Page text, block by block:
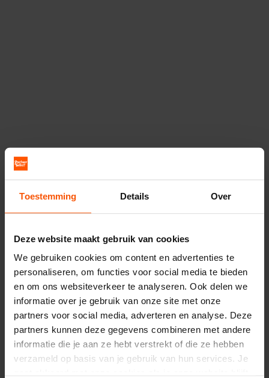
Toestemming Details Over
Deze website maakt gebruik van cookies
We gebruiken cookies om content en advertenties te
personaliseren, om functies voor social media te bieden
en om ons websiteverkeer te analyseren. Ook delen we
informatie over je gebruik van onze site met onze
partners voor social media, adverteren en analyse. Deze
partners kunnen deze gegevens combineren met andere
informatie die je aan ze hebt verstrekt of die ze hebben
verzameld op basis van je gebruik van hun services. Je